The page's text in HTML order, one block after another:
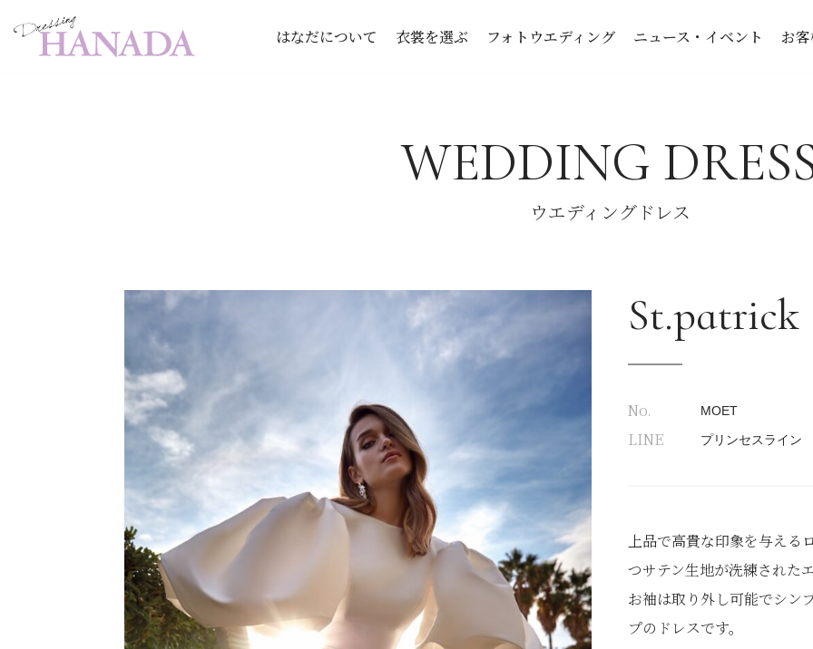
はなだについて 衣裳を選ぶ フォトウエディング ニュース・イベント お
WEDDING
ウエディングドレス
St.patrick
No. MOET
LINE プリンセスライン
上品で高貴な印象を与える
つサテン生地が洗練された
お袖は取り外し可能でシン
プのドレスです。